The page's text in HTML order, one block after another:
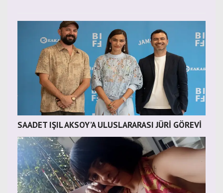
SAADET IŞIL AKSOY’A ULUSLARARASI JÜRİ GÖREVİ